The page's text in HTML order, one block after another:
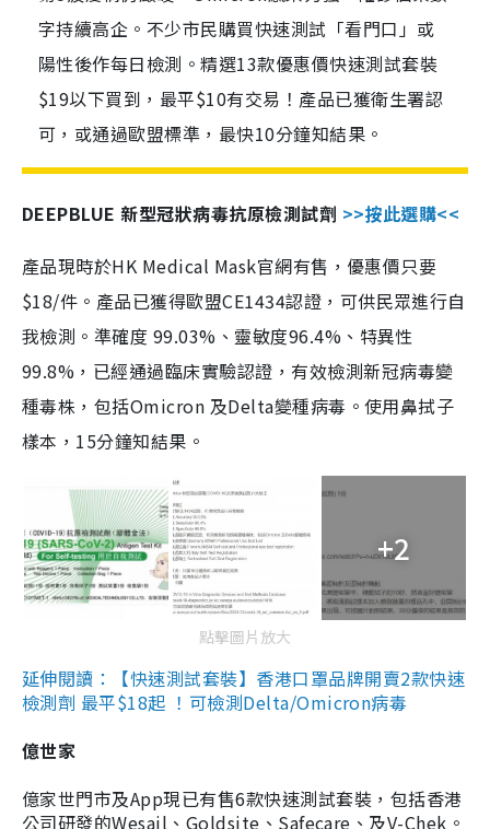
字持續高企。不少市民購買快速測試「看門口」或
陽性後作每日檢測。精選13款優惠價快速測試套裝
$19以下買到，最平$10有交易！產品已獲衛生署認
可，或通過歐盟標準，最快10分鐘知結果。
DEEPBLUE 新型冠狀病毒抗原檢測試劑 >>按此選購<<
產品現時於HK Medical Mask官網有售，優惠價只要
$18/件。產品已獲得歐盟CE1434認證，可供民眾進行自
我檢測。準確度 99.03%、靈敏度96.4%、特異性
99.8%，已經通過臨床實驗認證，有效檢測新冠病毒變
種毒株，包括Omicron 及Delta變種病毒。使用鼻拭子
樣本，15分鐘知結果。
+2
點擊圖片放大
延伸閱讀：【快速測試套裝】香港口罩品牌開賣2款快速
檢測劑 最平$18起 ！可檢測Delta/Omicron病毒
億世家
億家世門市及App現已有售6款快速測試套裝，包括香港
公司研發的Wesail、Goldsite、Safecare、及V-Chek。